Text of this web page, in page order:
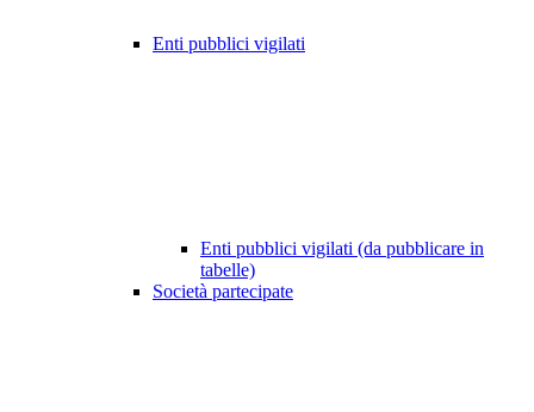
Enti pubblici vigilati
Enti pubblici vigilati (da pubblicare in
tabelle)
Società partecipate